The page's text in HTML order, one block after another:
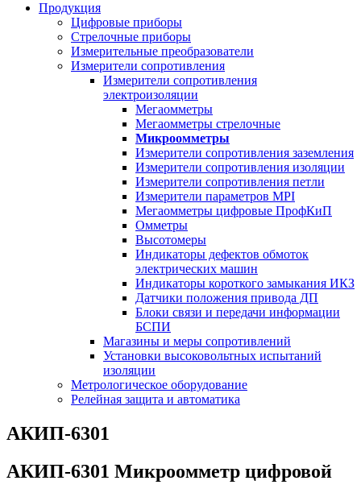
Продукция
Цифровые приборы
Стрелочные приборы
Измерительные преобразователи
Измерители сопротивления
Измерители сопротивления
электроизоляции
Мегаомметры
Мегаомметры стрелочные
Микроомметры
Измерители сопротивления заземления
Измерители сопротивления изоляции
Измерители сопротивления петли
Измерители параметров MPI
Мегаомметры цифровые ПрофКиП
Омметры
Высотомеры
Индикаторы дефектов обмоток
электрических машин
Индикаторы короткого замыкания ИКЗ
Датчики положения привода ДП
Блоки связи и передачи информации
БСПИ
Магазины и меры сопротивлений
Установки высоковольтных испытаний
изоляции
Метрологическое оборудование
Релейная защита и автоматика
АКИП-6301
АКИП-6301 Микроомметр цифровой